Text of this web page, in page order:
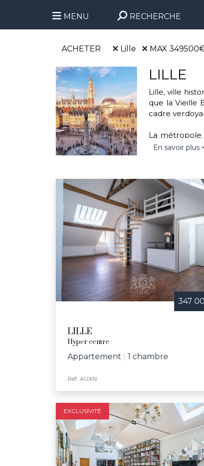
MENU RECHERCHE
ACHETER Lille MAX
LILLE
Lille, ville
que la Vieille
cadre
La métropole
parc de la
Engagée
l'association
valoriser les
Festive et
communal et
dynamique et
En savoir plus
347
LILLE
Hyper centre
Appartement 1 chambre
Réf. AUXN
EXCLUSIVITÉ